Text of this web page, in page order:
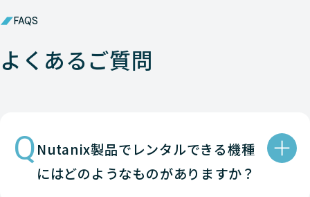
Nutanix HCI HPE DL
FAQS
よくあるご質問
QNutanix製品でレンタルできる機種
にはどのようなものがありますか？